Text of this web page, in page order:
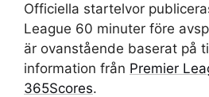
Officiella startelvor
League 60 minuter före
är ovanstående baserat på
information från Premier
365Scores.